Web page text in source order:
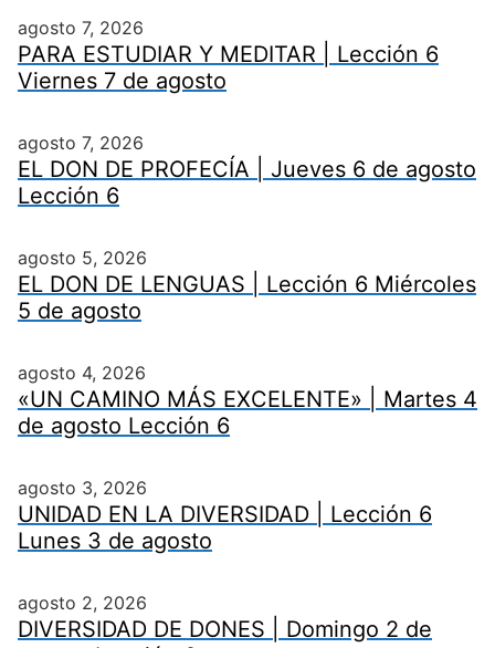
agosto 7, 2026
PARA ESTUDIAR Y MEDITAR | Lección 6
Viernes 7 de agosto
agosto 7, 2026
EL DON DE PROFECÍA | Jueves 6 de agosto
Lección 6
agosto 5, 2026
EL DON DE LENGUAS | Lección 6 Miércoles
5 de agosto
agosto 4, 2026
«UN CAMINO MÁS EXCELENTE» | Martes 4
de agosto Lección 6
agosto 3, 2026
UNIDAD EN LA DIVERSIDAD | Lección 6
Lunes 3 de agosto
agosto 2, 2026
DIVERSIDAD DE DONES | Domingo 2 de